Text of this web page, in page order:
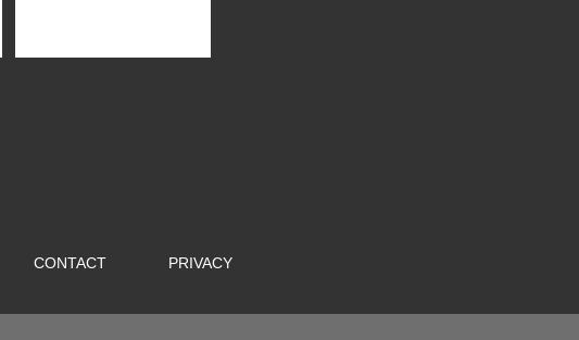
CONTACT PRIVACY